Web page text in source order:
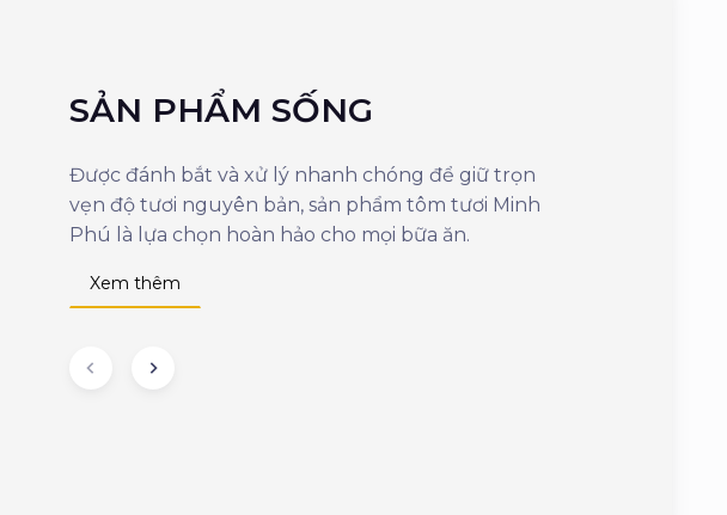
SẢN PHẨM SỐNG
Được đánh bắt và xử lý nhanh chóng để giữ trọn
vẹn độ tươi nguyên bản, sản phẩm tôm tươi Minh
Phú là lựa chọn hoàn hảo cho mọi bữa ăn.
Xem thêm